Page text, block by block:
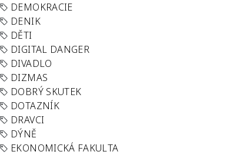
DEMOKRACIE
DENIK
DĚTI
DIGITAL DANGER
DIVADLO
DIZMAS
DOBRÝ SKUTEK
DOTAZNÍK
DRAVCI
DÝNĚ
EKONOMICKÁ FAKULTA